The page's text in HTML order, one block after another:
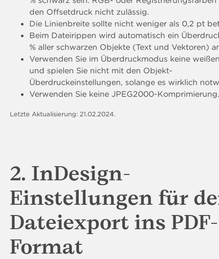
den Offsetdruck nicht zulässig.
Die Linienbreite sollte nicht weniger als 0,2 pt
Beim Dateirippen wird automatisch ein
% aller schwarzen Objekte (Text und Vektoren)
Verwenden Sie im Überdruckmodus keine
und spielen Sie nicht mit den Objekt-
Überdruckeinstellungen, solange es wirklich
Verwenden Sie keine JPEG2000-Komprimierung.
Letzte Aktualisierung: 21.02.2024.
2. InDesign-
Einstellungen für
Dateiexport ins PDF-
Format